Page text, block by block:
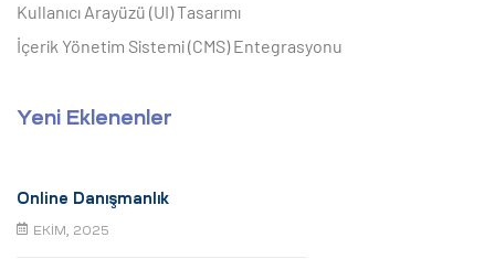
Kullanıcı Arayüzü (UI) Tasarımı
İçerik Yönetim Sistemi (CMS) Entegrasyonu
Yeni Eklenenler
Online Danışmanlık
EKIM, 2025